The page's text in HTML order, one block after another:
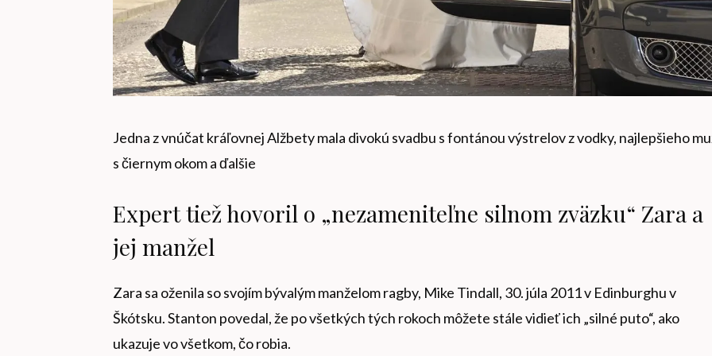
Jedna z vnúčat kráľovnej Alžbety mala divokú svadbu s fontánou výstrelov z vodky, najlepšieho
s čiernym okom a ďalšie
Expert tiež hovoril o „nezameniteľne silnom zväzku“ Zara a
jej manžel
Zara sa oženila so svojím bývalým manželom ragby, Mike Tindall, 30. júla 2011 v Edinburghu v
Škótsku. Stanton povedal, že po všetkých tých rokoch môžete stále vidieť ich „silné puto“, ako
ukazuje vo všetkom, čo robia.